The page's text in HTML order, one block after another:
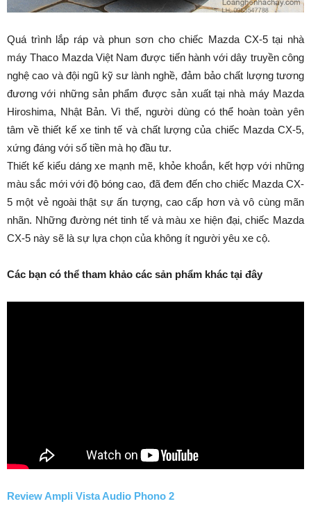
Quá trình lắp ráp và phun sơn cho chiếc Mazda CX-5 tại nhà
máy Thaco Mazda Việt Nam được tiến hành với dây truyền công
nghệ cao và đội ngũ kỹ sư lành nghề, đảm bảo chất lượng tương
đương với những sản phẩm được sản xuất tại nhà máy Mazda
Hiroshima, Nhật Bản. Vì thế, người dùng có thể hoàn toàn yên
tâm về thiết kế xe tinh tế và chất lượng của chiếc Mazda CX-5,
xứng đáng với số tiền mà họ đầu tư.
Thiết kế kiểu dáng xe mạnh mẽ, khỏe khoắn, kết hợp với những
màu sắc mới với độ bóng cao, đã đem đến cho chiếc Mazda CX-
5 một vẻ ngoài thật sự ấn tượng, cao cấp hơn và vô cùng mãn
nhãn. Những đường nét tinh tế và màu xe hiện đại, chiếc Mazda
CX-5 này sẽ là sự lựa chọn của không ít người yêu xe cộ.
Các bạn có thể tham khảo các sản phẩm khác tại đây
Review Ampli Vista Audio Phono 2